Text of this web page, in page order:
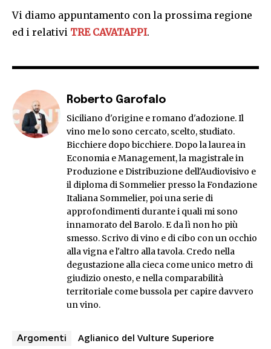
Vi diamo appuntamento con la prossima regione
ed i relativi TRE CAVATAPPI.
Roberto Garofalo
Siciliano d'origine e romano d'adozione. Il
vino me lo sono cercato, scelto, studiato.
Bicchiere dopo bicchiere. Dopo la laurea in
Economia e Management, la magistrale in
Produzione e Distribuzione dell'Audiovisivo e
il diploma di Sommelier presso la Fondazione
Italiana Sommelier, poi una serie di
approfondimenti durante i quali mi sono
innamorato del Barolo. E da lì non ho più
smesso. Scrivo di vino e di cibo con un occhio
alla vigna e l'altro alla tavola. Credo nella
degustazione alla cieca come unico metro di
giudizio onesto, e nella comparabilità
territoriale come bussola per capire davvero
un vino.
Argomenti
Aglianico del Vulture Superiore